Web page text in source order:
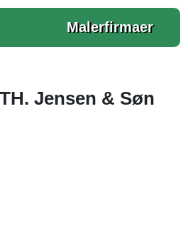
Malerfirmaer
Jensen & Søn